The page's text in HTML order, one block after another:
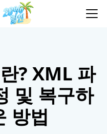
? XML 파
및 복구하
방법